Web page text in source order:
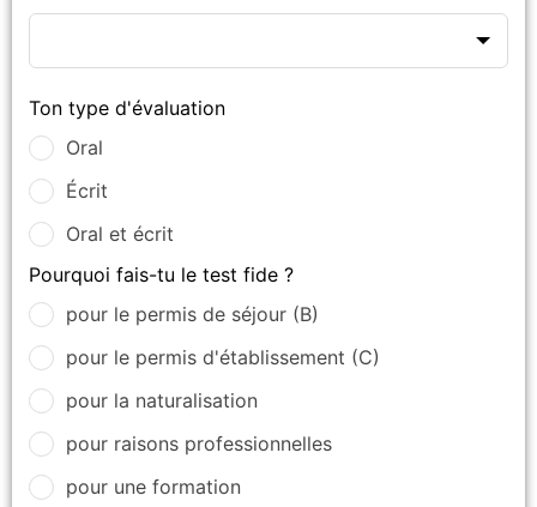
Ton type d'évaluation
Oral
Écrit
Oral et écrit
Pourquoi fais-tu le test fide ?
pour le permis de séjour (B)
pour le permis d'établissement (C)
pour la naturalisation
pour raisons professionnelles
pour une formation